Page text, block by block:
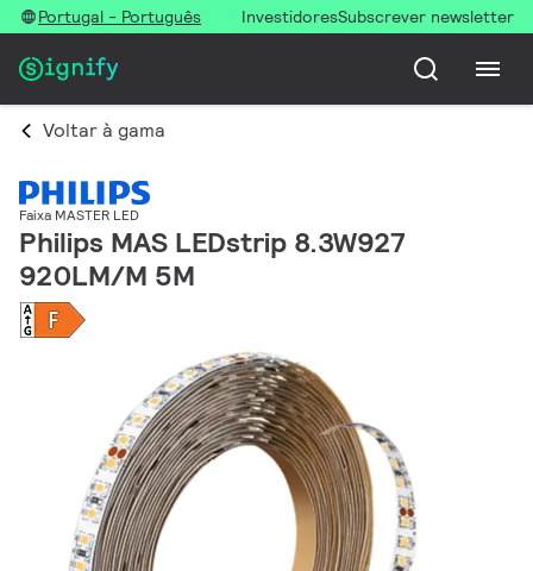
Portugal - Português InvestidoresSubscrever newsletter
Voltar à gama
Faixa MASTER LED
Philips MAS LEDstrip 8.3W927
920LM/M 5M